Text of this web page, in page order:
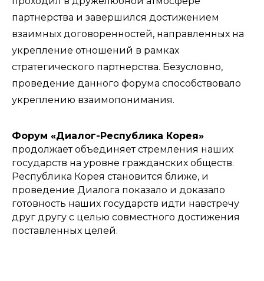
партнерства и завершился достижением
взаимных договоренностей, направленных на
укрепление отношений в рамках
стратегического партнерства. Безусловно,
проведение данного форума способствовало
укреплению взаимопонимания.
Форум «Диалог-Республика Корея»
продолжает объединяет стремления наших
государств на уровне гражданских обществ.
Республика Корея становится ближе, и
проведение Диалога показало и доказало
готовность наших государств идти навстречу
друг другу с целью совместного достижения
поставленных целей.